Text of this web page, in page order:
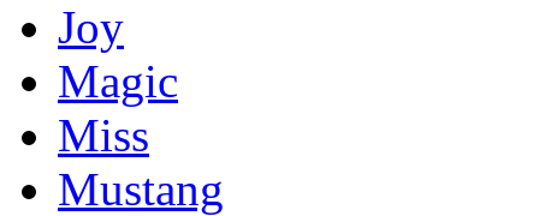
Joy
Magic
Miss
Mustang